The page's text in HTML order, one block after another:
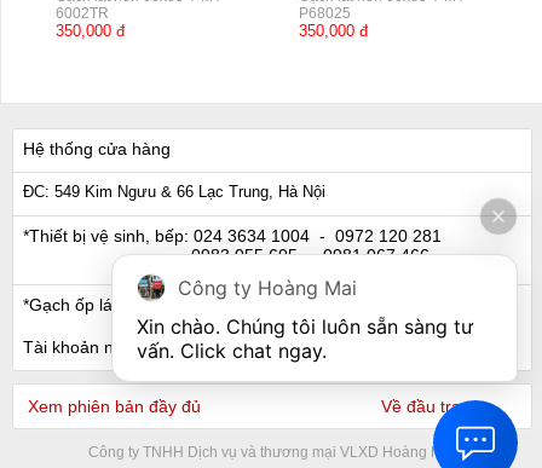
6002TR
350,000 đ
P68025
350,000 đ
Hệ thống cửa hàng
ĐC: 549 Kim Ngưu & 66 Lạc Trung, Hà Nội
*Thiết bị vệ sinh, bếp: 024 3634 1004 - 0972 120 281
0983 055 605- 0981 067 466
*Gạch ốp lát, Ngói: 024 3632 0280 - 0911 441 066
Tài khoản ngân hàng
Xem phiên bản đầy đủ Về đầu trang
Công ty TNHH Dịch vụ và thương mại VLXD Hoàng Mai
Công ty Hoàng Mai
Xin chào. Chúng tôi luôn sẵn sàng tư
vấn. Click chat ngay.